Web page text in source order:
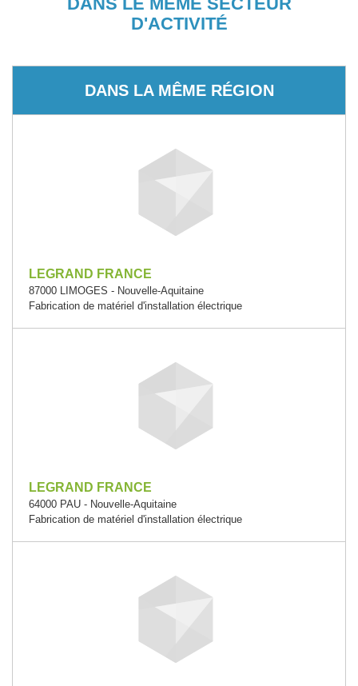
D'ACTIVITÉ
DANS LA MÊME RÉGION
LEGRAND FRANCE
87000 LIMOGES - Nouvelle-Aquitaine
Fabrication de matériel d'installation électrique
LEGRAND FRANCE
64000 PAU - Nouvelle-Aquitaine
Fabrication de matériel d'installation électrique